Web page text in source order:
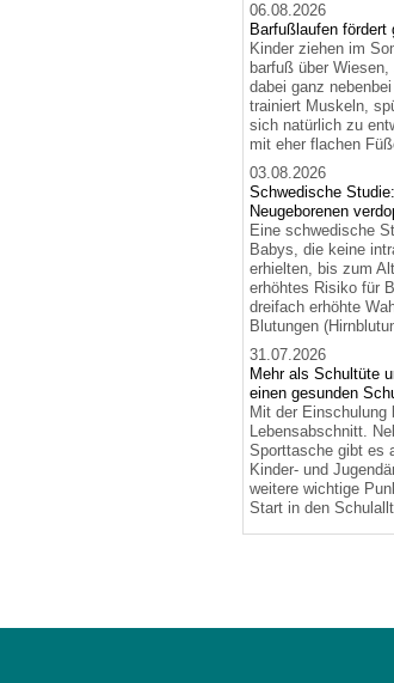
06.08.2026
Barfußlaufen fördert
Kinder ziehen im
barfuß über
dabei ganz
trainiert Muskeln,
sich natürlich zu
mit eher flachen
03.08.2026
Schwedische
Neugeborenen
Eine schwedische
Babys, die keine
erhielten, bis zum
erhöhtes Risiko für
dreifach erhöhte
Blutungen
31.07.2026
Mehr als Schultüte
einen gesunden
Mit der Einschulung
Lebensabschnitt.
Sporttasche gibt es
Kinder- und
weitere wichtige
Start in den